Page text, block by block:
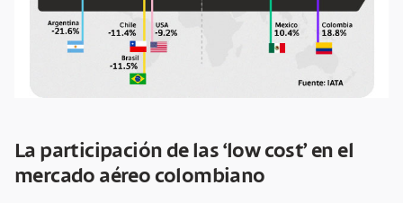
La participación de las ‘low cost’ en el
mercado aéreo colombiano